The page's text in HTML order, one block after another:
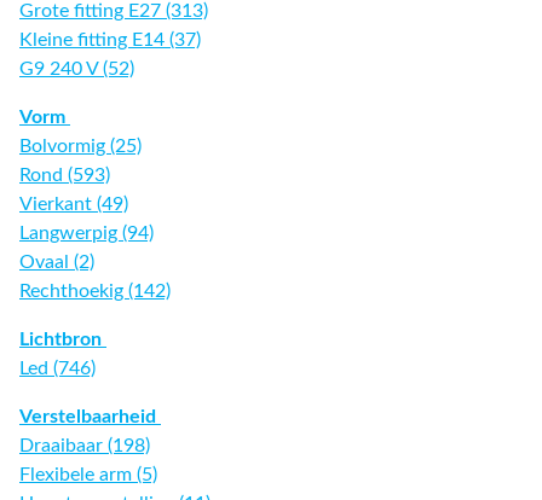
Grote fitting E27 (313)
Kleine fitting E14 (37)
G9 240 V (52)
Vorm
Bolvormig (25)
Rond (593)
Vierkant (49)
Langwerpig (94)
Ovaal (2)
Rechthoekig (142)
Lichtbron
Led (746)
Verstelbaarheid
Draaibaar (198)
Flexibele arm (5)